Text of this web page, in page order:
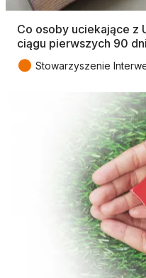
Co osoby uciekające z
ciągu pierwszych 90
● Stowarzyszenie